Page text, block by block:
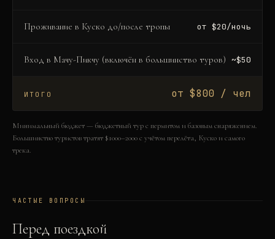
Проживание в Куско до/после тропы от $20/ночь
Вход в Мачу-Пикчу (включён в большинство туров) ~$50
ИТОГО от $800 / чел
Минимальный бюджет — бюджетный тур с пермитом и базовым снаряжением.
Большинство туристов тратят $1000–2000 с учётом перелёта, Куско и самого
трека.
ЧАСТЫЕ ВОПРОСЫ
Перед поездкой